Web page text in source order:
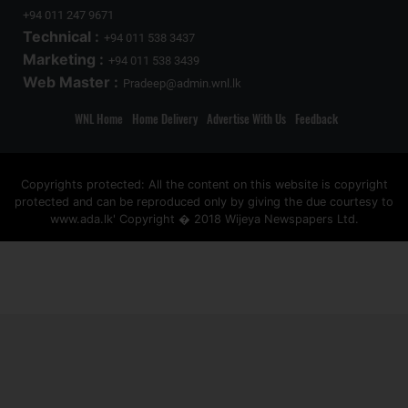
+94 011 247 9671
Technical : +94 011 538 3437
Marketing : +94 011 538 3439
Web Master : Pradeep@admin.wnl.lk
WNL Home Home Delivery Advertise With Us Feedback
Copyrights protected: All the content on this website is copyright
protected and can be reproduced only by giving the due courtesy to
www.ada.lk' Copyright � 2018 Wijeya Newspapers Ltd.